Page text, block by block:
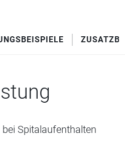
Spitalaufenthalten